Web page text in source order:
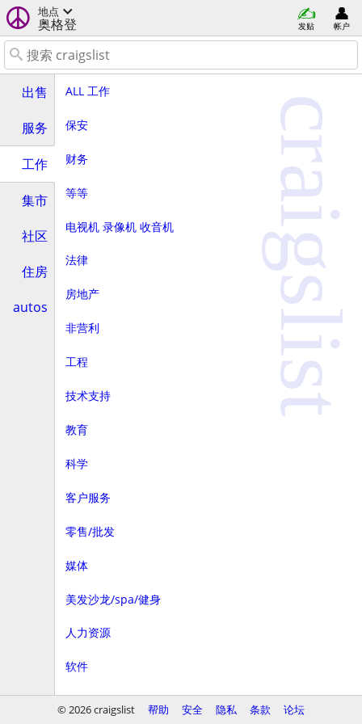
地点
奥格登 发贴 帐户
出售
服务
工作
集市
社区
住房
autos
ALL 工作
保安
财务
等等
电视机 录像机 收音机
法律
房地产
非营利
工程
技术支持
教育
科学
客户服务
零售/批发
媒体
美发沙龙/spa/健身
人力资源
软件
商务
craigslist
© 2026 craigslist 帮助 安全 隐私 条款 论坛